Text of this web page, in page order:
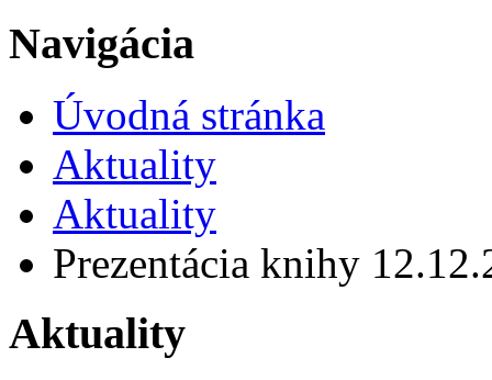
Navigácia
Úvodná stránka
Aktuality
Aktuality
Prezentácia knihy
Aktuality